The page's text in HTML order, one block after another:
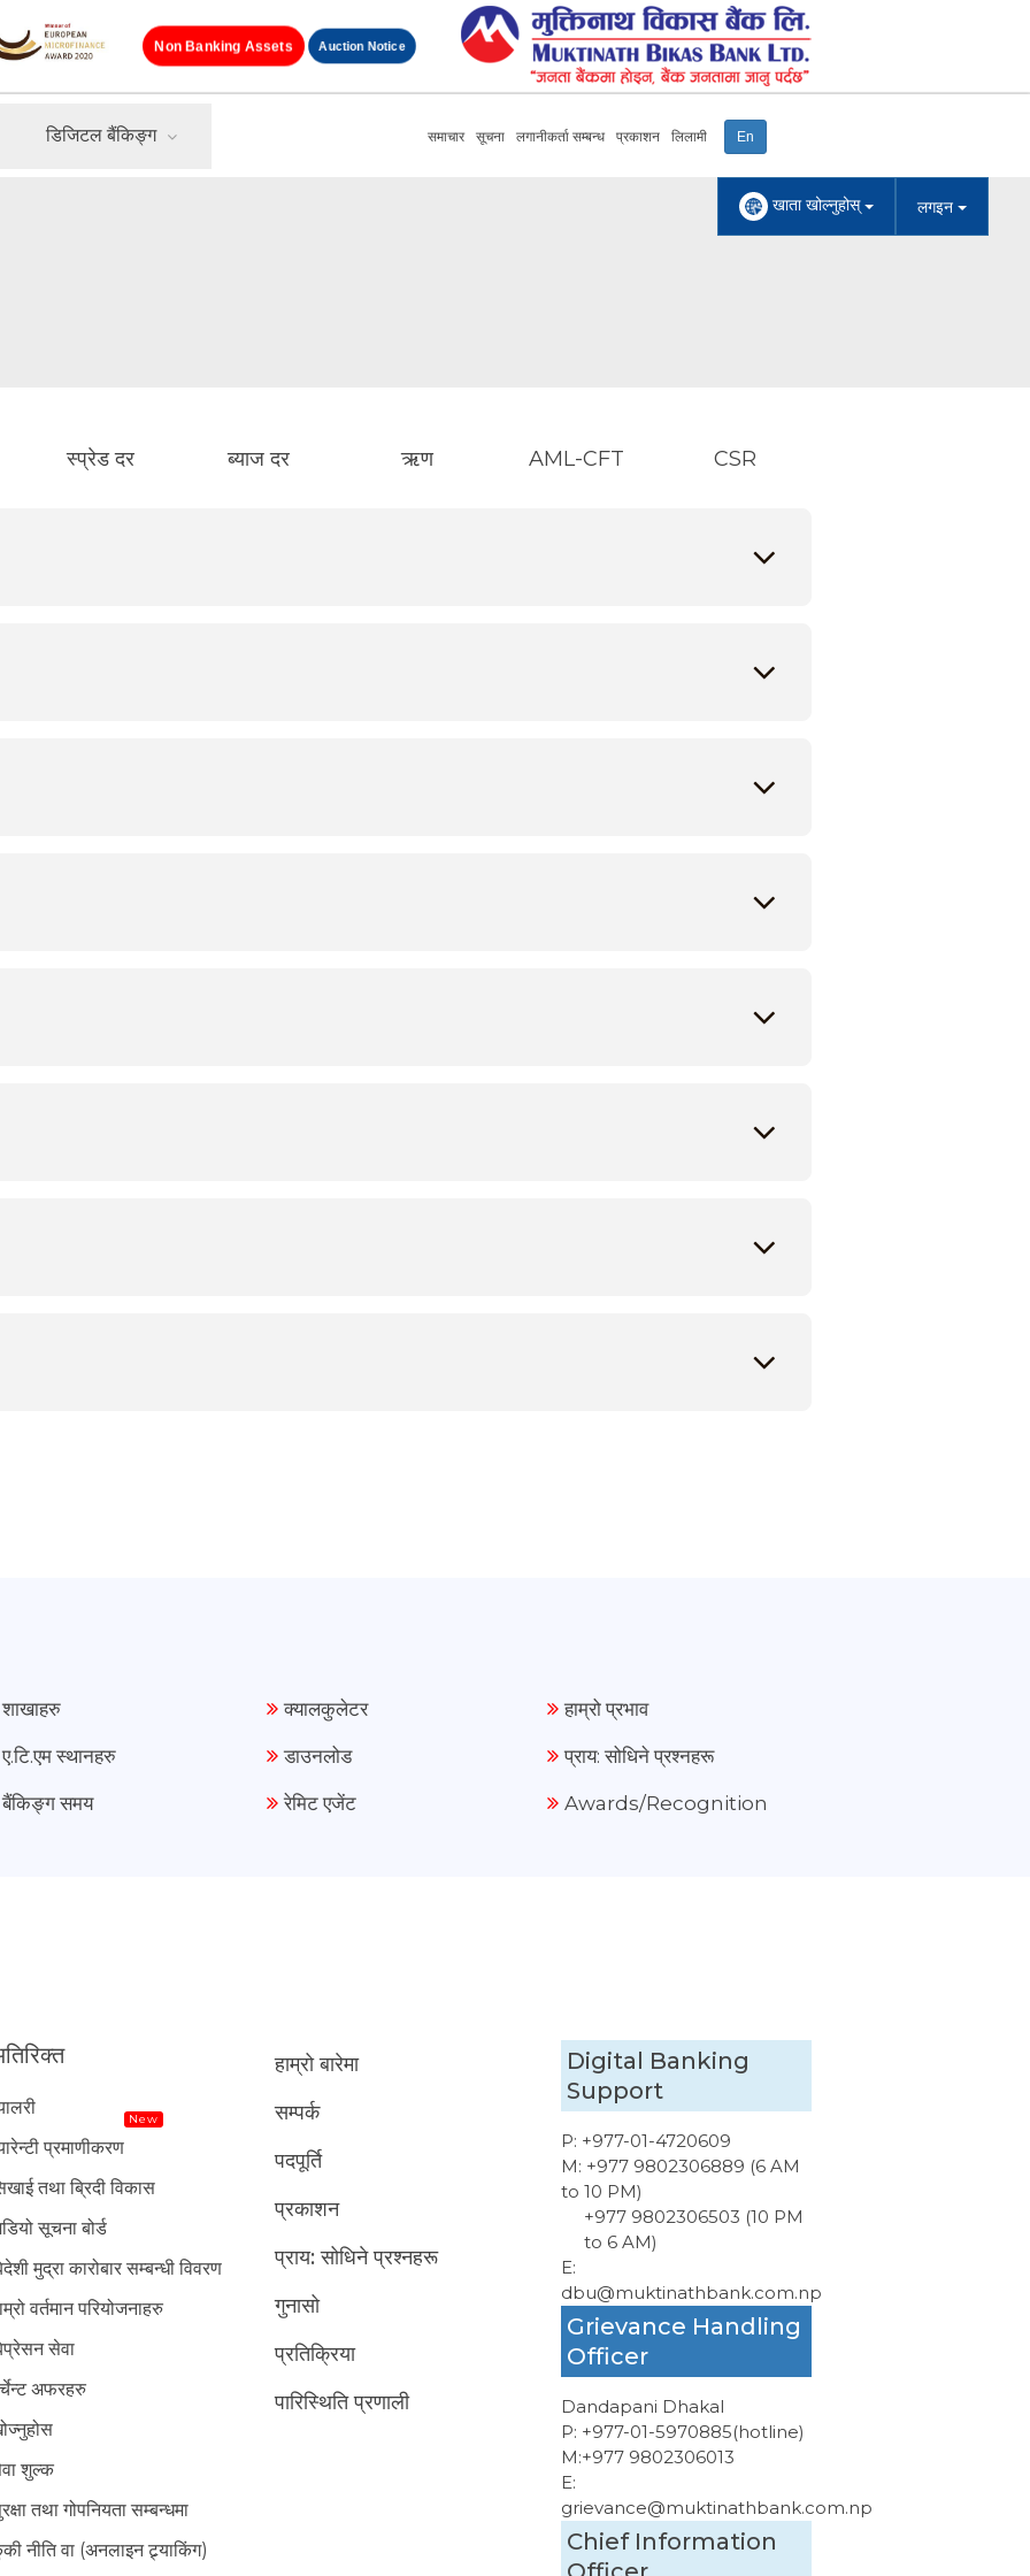
Non Banking Assets Auction Notice
डिजिटल बैंकिङ्ग समाचार सूचना लगानीकर्ता सम्बन्ध प्रकाशन लिलामी En
खाता खोल्नुहोस् लगइन
स्प्रेड दर ब्याज दर ऋण AML-CFT CSR
शाखाहरु
ए.टि.एम स्थानहरु
बैंकिङ्ग समय
क्यालकुलेटर
डाउनलोड
रेमिट एजेंट
हाम्रो प्रभाव
प्राय: सोधिने प्रश्नहरू
Awards/Recognition
प्रमाणीकरण
New
तथा ब्रिदी विकास
सूचना बोर्ड
मुद्रा कारोबार सम्बन्धी विवरण
वर्तमान परियोजनाहरु
सेवा
अफरहरु
शुल्क
तथा गोपनियता सम्बन्धमा
नीति वा (अनलाइन ट्र्याकिंग)
हाम्रो बारेमा
सम्पर्क
पदपूर्ति
प्रकाशन
प्राय: सोधिने प्रश्नहरू
गुनासो
प्रतिक्रिया
पारिस्थिति प्रणाली
Digital Banking
Support
P: +977-01-4720609
M: +977 9802306889 (6 AM
to 10 PM)
+977 9802306503 (10 PM
to 6 AM)
E:
dbu@muktinathbank.com.np
Grievance Handling
Officer
Dandapani Dhakal
P: +977-01-5970885(hotline)
M:+977 9802306013
E:
grievance@muktinathbank.com.np
Chief Information